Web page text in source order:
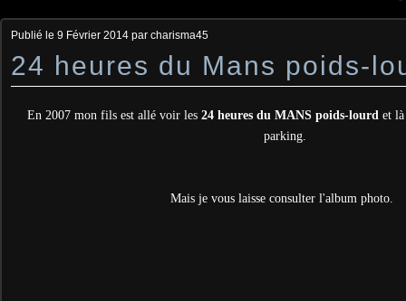
Publié le 9 Février 2014 par charisma45
24 heures du Mans poids-
En 2007 mon fils est allé voir les24 heures du MANS poids-lourd et là
parking.
Mais je vous laisse consulter l'album photo.